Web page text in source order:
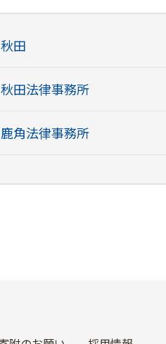
田
田法律事務所
角法律事務所